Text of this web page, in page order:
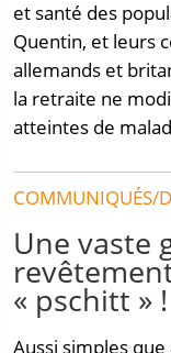
et santé des
Quentin, et leurs
allemands et
la retraite ne
atteintes de
COMMUNIQUÉS/
Une vaste
« pschitt » !
Aussi simples